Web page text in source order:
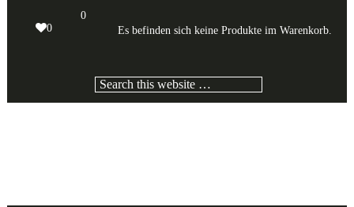
0
0
Es befinden sich keine Produkte im Warenkorb.
Search
this
website